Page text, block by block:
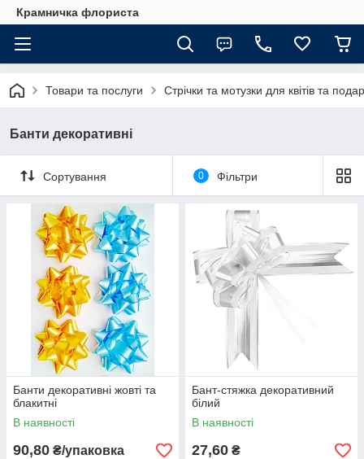
Крамничка флориста
Товари та послуги Стрічки та мотузки для квітів та
Банти декоративні
Сортування 0 Фільтри
Банти декоративні жовті та
блакитні
В наявності
90,80 ₴/упаковка
Бант-стяжка декоративний
білий
В наявності
27,60 ₴